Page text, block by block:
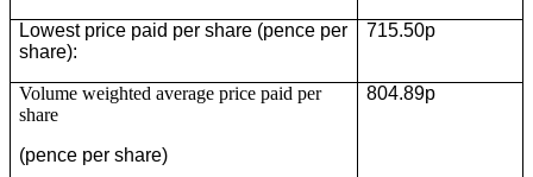
Lowest price paid per share (pence per
share):
715.50p
Volume weighted average price paid per
share
(pence per share)
804.89p